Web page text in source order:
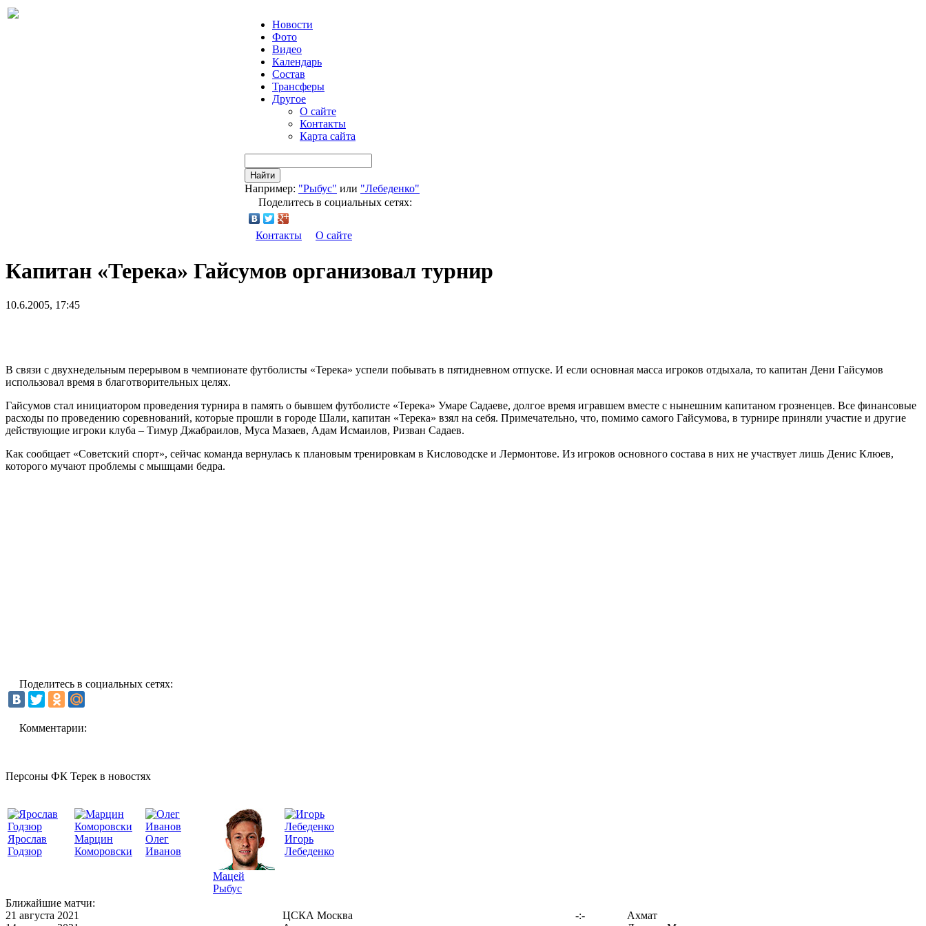
Новости
Фото
Видео
Календарь
Состав
Трансферы
Другое
О сайте
Контакты
Карта сайта
Найти
Например: "Рыбус" или "Лебеденко"
Поделитесь в социальных сетях:
Контакты О сайте
Капитан «Терека» Гайсумов организовал турнир
10.6.2005, 17:45
В связи с двухнедельным перерывом в чемпионате футболисты «Терека» успели побывать в пятидневном отпуске. И если основная масса игроков отдыхала, то капитан Дени Гайсумов
использовал время в благотворительных целях.
Гайсумов стал инициатором проведения турнира в память о бывшем футболисте «Терека» Умаре Садаеве, долгое время игравшем вместе с нынешним капитаном грозненцев. Все финансовые
расходы по проведению соревнований, которые прошли в городе Шали, капитан «Терека» взял на себя. Примечательно, что, помимо самого Гайсумова, в турнире приняли участие и другие
действующие игроки клуба – Тимур Джабраилов, Муса Мазаев, Адам Исмаилов, Ризван Садаев.
Как сообщает «Советский спорт», сейчас команда вернулась к плановым тренировкам в Кисловодске и Лермонтове. Из игроков основного состава в них не участвует лишь Денис Клюев,
которого мучают проблемы с мышцами бедра.
Поделитесь в социальных сетях:
Комментарии:
Персоны ФК Терек в новостях
Ярослав
Годзюр
Марцин
Коморовски
Олег
Иванов
Мацей
Рыбус
Игорь
Лебеденко
Ближайшие матчи:
21 августа 2021
ЦСКА Москва -:-
Ахмат